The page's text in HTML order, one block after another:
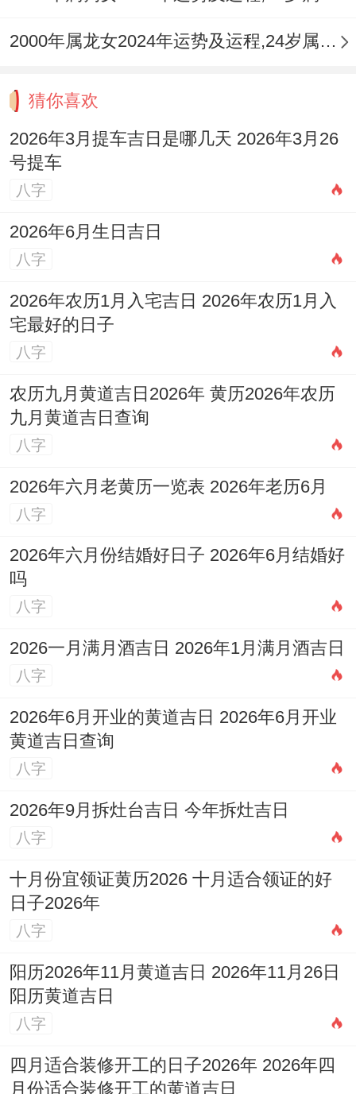
2000年属龙女2024年运势及运程,24岁属龙人2024全年每月运势女性如何
猜你喜欢
2026年3月提车吉日是哪几天 2026年3月26
号提车
八字
2026年6月生日吉日
八字
2026年农历1月入宅吉日 2026年农历1月入
宅最好的日子
八字
农历九月黄道吉日2026年 黄历2026年农历
九月黄道吉日查询
八字
2026年六月老黄历一览表 2026年老历6月
八字
2026年六月份结婚好日子 2026年6月结婚好
吗
八字
2026一月满月酒吉日 2026年1月满月酒吉日
八字
2026年6月开业的黄道吉日 2026年6月开业
黄道吉日查询
八字
2026年9月拆灶台吉日 今年拆灶吉日
八字
十月份宜领证黄历2026 十月适合领证的好
日子2026年
八字
阳历2026年11月黄道吉日 2026年11月26日
阳历黄道吉日
八字
四月适合装修开工的日子2026年 2026年四
月份适合装修开工的黄道吉日